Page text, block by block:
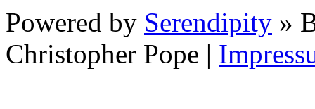
Powered by Serendipity »
Christopher Pope |